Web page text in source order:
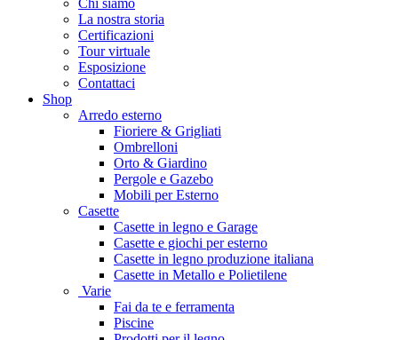
Chi siamo
La nostra storia
Certificazioni
Tour virtuale
Esposizione
Contattaci
Shop
Arredo esterno
Fioriere & Grigliati
Ombrelloni
Orto & Giardino
Pergole e Gazebo
Mobili per Esterno
Casette
Casette in legno e Garage
Casette e giochi per esterno
Casette in legno produzione italiana
Casette in Metallo e Polietilene
Varie
Fai da te e ferramenta
Piscine